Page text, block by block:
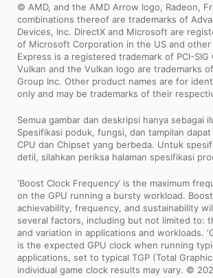
© AMD, and the AMD Arrow logo, Radeon,
combinations thereof are trademarks of
Devices, Inc. DirectX and Microsoft are
of Microsoft Corporation in the US and other
Express is a registered trademark of PCI-SIG
Vulkan and the Vulkan logo are trademarks
Group Inc. Other product names are for
only and may be trademarks of their
Semua gambar dan deskripsi hanya sebagai
Spesifikasi poduk, fungsi, dan tampilan
CPU dan Chipset yang berbeda. Untuk
detil, silahkan periksa halaman spesifikasi
‘Boost Clock Frequency’ is the maximum
on the GPU running a bursty workload.
achievability, frequency, and sustainability
several factors, including but not limited to:
and variation in applications and workloads.
is the expected GPU clock when running
applications, set to typical TGP (Total
individual game clock results may vary. ©